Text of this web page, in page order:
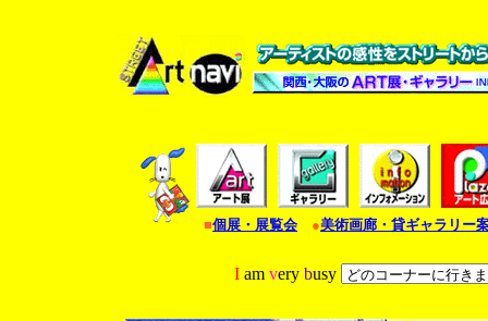
■個展・展覧会 ●美術画廊・貸ギャラリー
I am very busy